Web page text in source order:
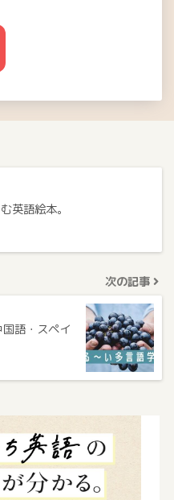
英語絵本。
次の記事
語・スペイ